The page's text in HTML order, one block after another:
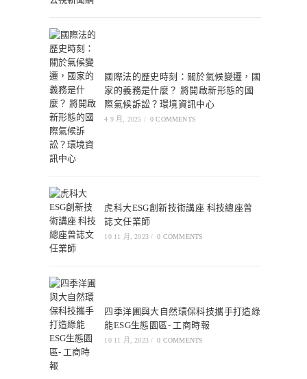
國際法的歷史時刻：關於氣候變遷，國
家的義務是什麼？ 將開啟新形態的國
際氣候訴訟？環境資訊中心
4 9 月, 2025 / 0 COMMENTS
虎科大ESG創新技術講座 科技總座曾
誌文任業師
10 11 月, 2023 / 0 COMMENTS
四季洋圃與大自然環保科技攜手打造綠
能ESG生態園區- 工商時報
10 11 月, 2023 / 0 COMMENTS